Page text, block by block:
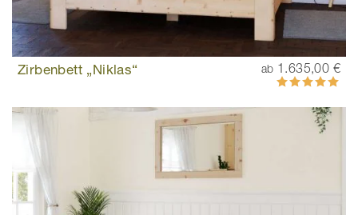
Zirbenbett „Niklas“ ab 1.635,00 €
Bewertung:
100%